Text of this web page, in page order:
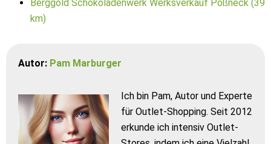
Berggold Schokoladenwerk Werksverkauf Pößneck (39
km)
Autor: Pam Marburger
Ich bin Pam, Autor und Experte
für Outlet-Shopping. Seit 2012
erkunde ich intensiv Outlet-